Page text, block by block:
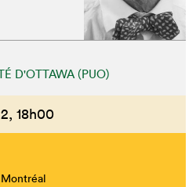
D'OTTAWA (PUO)
18h00